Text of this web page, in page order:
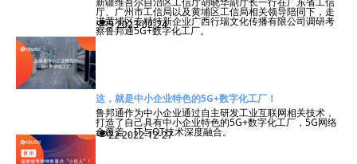
厅、广州市工信局以及黄埔区工信局相关领导陪同下，走
进黄埔区专精特新企业广西行瑞文化传播有限公司调研考
察鲁邦通5G+数字化工厂。
넶92023-02-24
这，就是中小企业特色的5G+数字化工厂！
鲁邦通作为中小企业通过自主研发工业互联网相关技术，
打造了自己具有中小企业特色的5G+数字化工厂，5G网络
全覆盖，IT与OT技术深度融合。
넶222022-12-27